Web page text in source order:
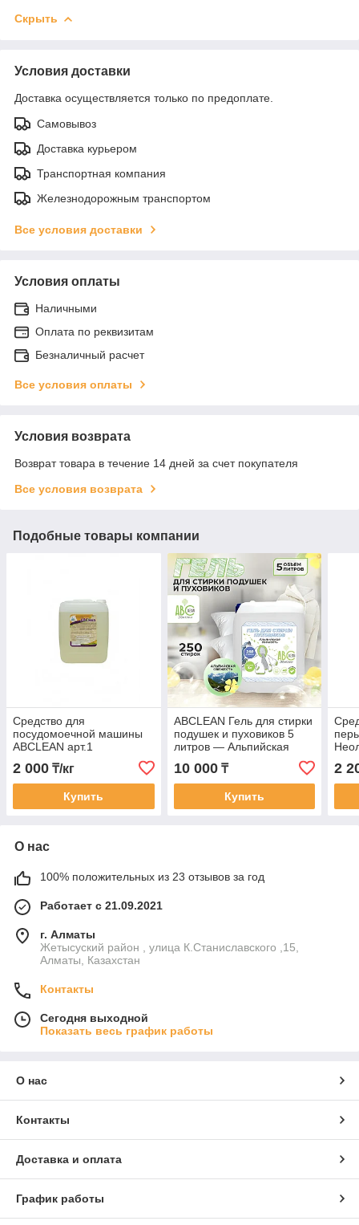
Скрыть
Условия доставки
Доставка осуществляется только по предоплате.
Самовывоз
Доставка курьером
Транспортная компания
Железнодорожным транспортом
Все условия доставки
Условия оплаты
Наличными
Оплата по реквизитам
Безналичный расчет
Все условия оплаты
Условия возврата
Возврат товара в течение 14 дней за счет покупателя
Все условия возврата
Подобные товары компании
Средство для
посудомоечной машины
ABCLEAN арт.1
2 000 ₸/кг
Купить
ABCLEAN Гель для стирки
подушек и пуховиков 5
литров — Альпийская
свежесть | Гель для курток
и одеял | Абклин жидкий
стиральный ге
10 000₸
Купить
2
О нас
100% положительных из 23 отзывов за год
Работает с 21.09.2021
г. Алматы
Жетысуский район , улица К.Станиславского ,15,
Алматы, Казахстан
Контакты
Сегодня выходной
Показать весь график работы
О нас
Контакты
Доставка и оплата
График работы